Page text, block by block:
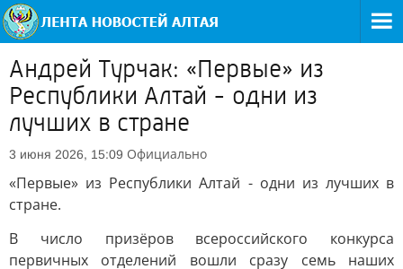
Андрей Турчак: «Первые» из
Республики Алтай - одни из
лучших в стране
3 июня 2026, 15:09 Официально
«Первые» из Республики Алтай - одни из лучших в
стране.
В число призёров всероссийского конкурса
первичных отделений вошли сразу семь наших